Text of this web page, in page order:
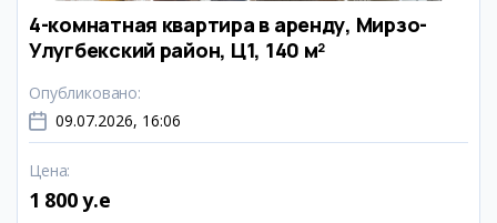
4-комнатная квартира в аренду, Мирзо-
Улугбекский район, Ц1, 140 м²
Опубликовано:
09.07.2026, 16:06
Цена:
1 800 y.e